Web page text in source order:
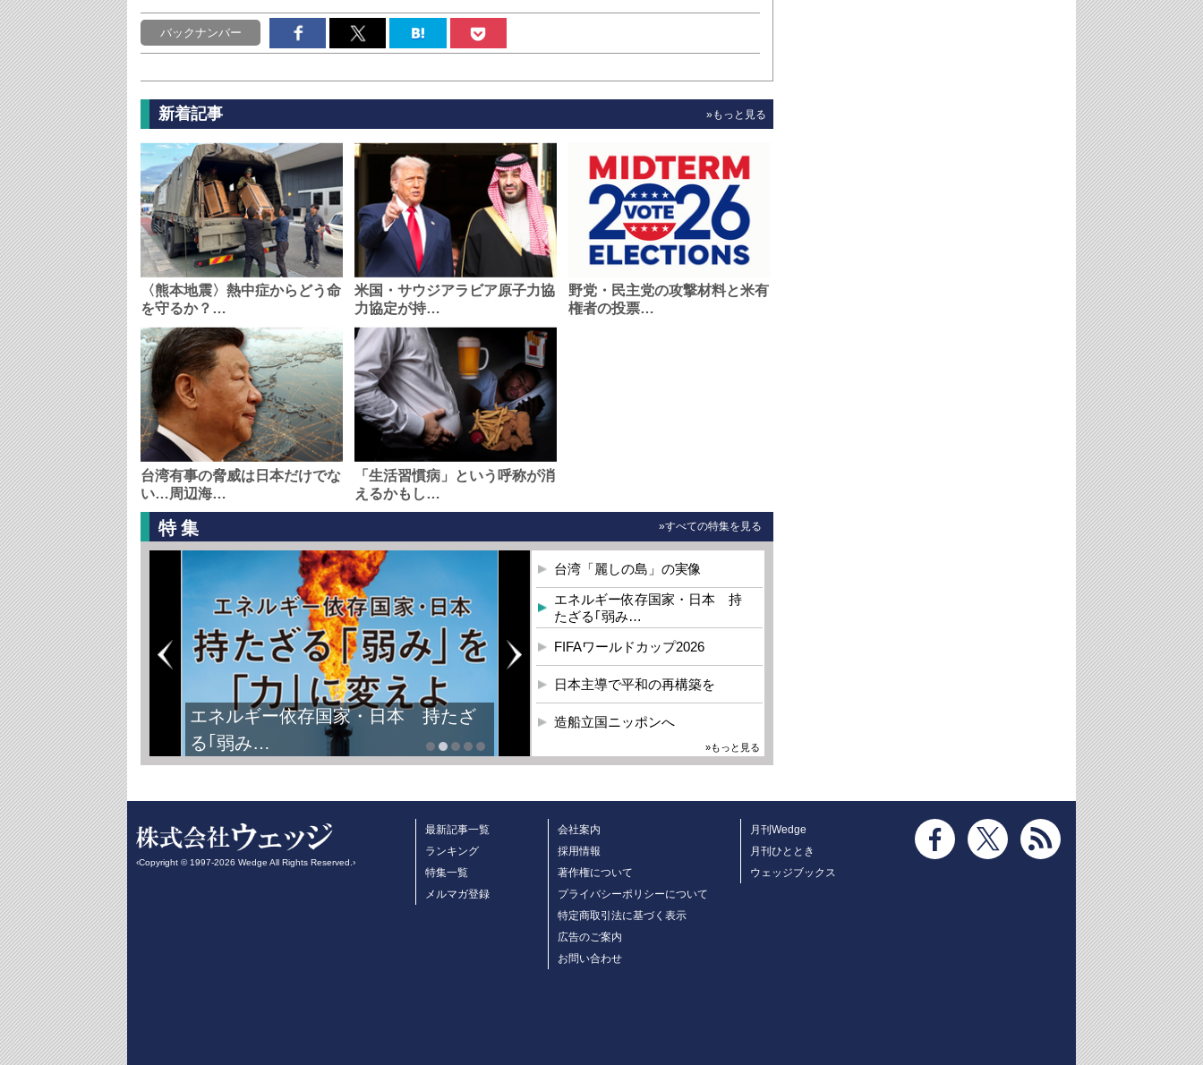
バックナンバー
新着記事 »もっと見る
〈熊本地震〉熱中症からどう命
を守るか？…
米国・サウジアラビア原子力協
力協定が持…
野党・民主党の攻撃材料と米有
権者の投票…
台湾有事の脅威は日本だけでな
い…周辺海…
「生活習慣病」という呼称が消
えるかもし…
特集 »すべての特集を見る
エネルギー依存国家・日本 持たざ
る｢弱み…
台湾「麗しの島」の実像
エネルギー依存国家・日本 持
たざる｢弱み…
FIFAワールドカップ2026
日本主導で平和の再構築を
造船立国ニッポンへ
»もっと見る
‹Copyright © 1997-2026 Wedge All Rights Reserved.›
最新記事一覧
ランキング
特集一覧
メルマガ登録
会社案内
採用情報
著作権について
プライバシーポリシーについて
特定商取引法に基づく表示
広告のご案内
お問い合わせ
月刊Wedge
月刊ひととき
ウェッジブックス